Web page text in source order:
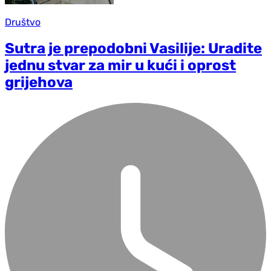
Društvo
Sutra je prepodobni Vasilije: Uradite
jednu stvar za mir u kući i oprost
grijehova